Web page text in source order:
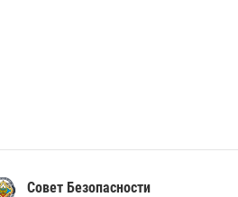
Безопасности